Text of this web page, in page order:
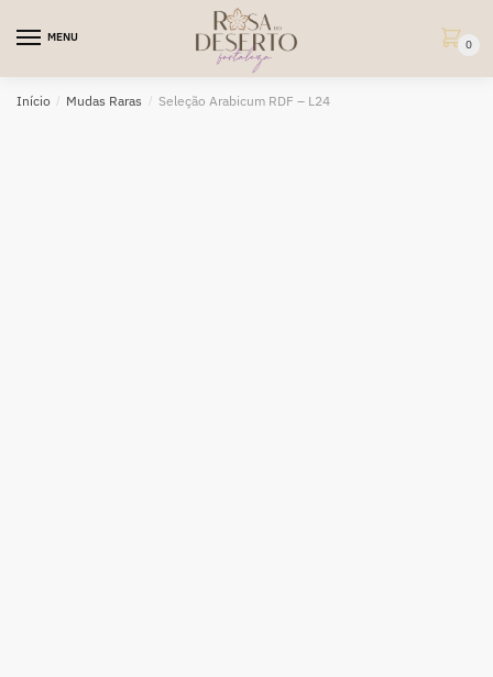
MENU
0
Início / Mudas Raras / Seleção Arabicum RDF – L24